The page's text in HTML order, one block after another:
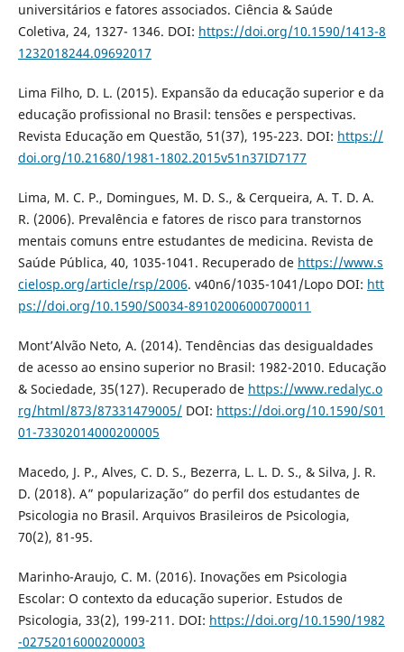
universitários e fatores associados. Ciência & Saúde
Coletiva, 24, 1327- 1346. DOI: https://doi.org/10.1590/1413-8
1232018244.09692017
Lima Filho, D. L. (2015). Expansão da educação superior e da
educação profissional no Brasil: tensões e perspectivas.
Revista Educação em Questão, 51(37), 195-223. DOI: https://
doi.org/10.21680/1981-1802.2015v51n37ID7177
Lima, M. C. P., Domingues, M. D. S., & Cerqueira, A. T. D. A.
R. (2006). Prevalência e fatores de risco para transtornos
mentais comuns entre estudantes de medicina. Revista de
Saúde Pública, 40, 1035-1041. Recuperado de https://www.s
cielosp.org/article/rsp/2006. v40n6/1035-1041/Lopo DOI: htt
ps://doi.org/10.1590/S0034-89102006000700011
Mont’Alvão Neto, A. (2014). Tendências das desigualdades
de acesso ao ensino superior no Brasil: 1982-2010. Educação
& Sociedade, 35(127). Recuperado de https://www.redalyc.o
rg/html/873/87331479005/DOI: https://doi.org/10.1590/S01
01-73302014000200005
Macedo, J. P., Alves, C. D. S., Bezerra, L. L. D. S., & Silva, J. R.
D. (2018). A” popularização” do perfil dos estudantes de
Psicologia no Brasil. Arquivos Brasileiros de Psicologia,
70(2), 81-95.
Marinho-Araujo, C. M. (2016). Inovações em Psicologia
Escolar: O contexto da educação superior. Estudos de
Psicologia, 33(2), 199-211. DOI: https://doi.org/10.1590/1982
-02752016000200003